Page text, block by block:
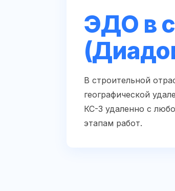
ЭДО в
В строительной
географической
КС-3 удаленно с
этапам работ.